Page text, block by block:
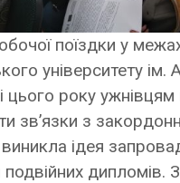
поїздки у
університету ім.
цього року
зв’язки з
ідея
дипломів.